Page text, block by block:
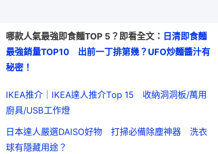
哪款人氣最強即食麵TOP 5？即看全文： 日清即食麵
最強銷量TOP10　出前一丁排第幾？UFO炒麵醬汁有
秘密！
IKEA推介｜IKEA達人推介Top 15 收納洞洞板/萬用
廚具/USB工作燈
日本達人嚴選DAISO好物 打掃必備除塵神器 洗衣
球有隱藏用途？